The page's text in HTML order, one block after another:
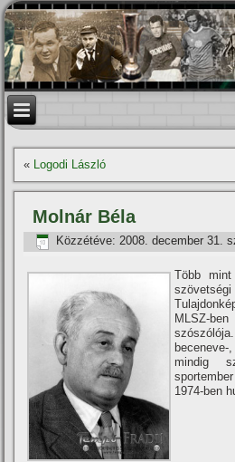
« Logodi László
Molnár Béla
Közzétéve: 2008. december 31.
Több
MLSZ-
mindig
1974-ben